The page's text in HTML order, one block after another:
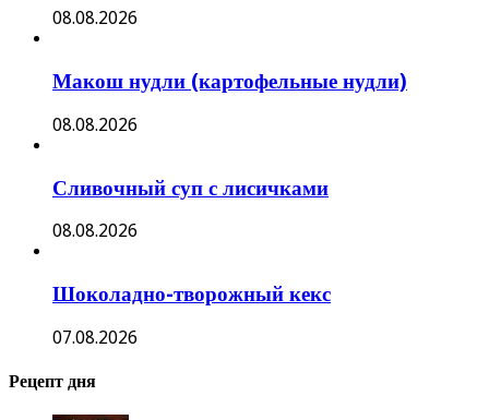
08.08.2026
Макош нудли (картофельные нудли)
08.08.2026
Сливочный суп с лисичками
08.08.2026
Шоколадно-творожный кекс
07.08.2026
Рецепт дня